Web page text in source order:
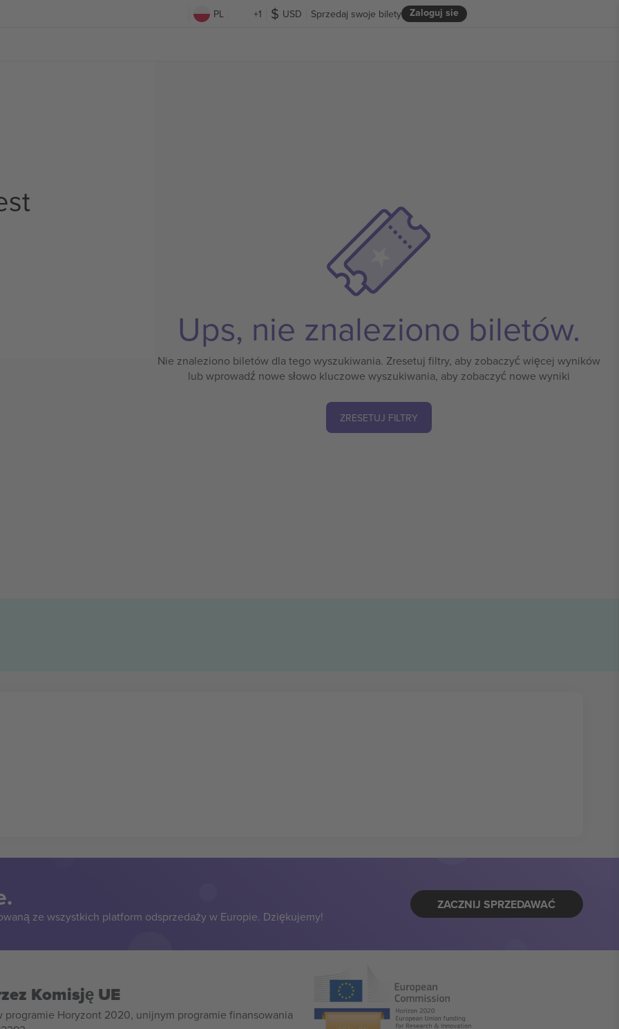
PL +1 USD Zaloguj sie
Sprzedaj swoje bilety
Ups, nie znaleziono biletów.
Nie znaleziono biletów dla tego wyszukiwania. Zresetuj filtry, aby zobaczyć więcej wyników
lub wprowadź nowe słowo kluczowe wyszukiwania, aby zobaczyć nowe wyniki
ZRESETUJ FILTRY
ze wszystkich platform odsprzedaży w Europie. Dziękujemy!
ZACZNIJ SPRZEDAWAĆ
Komisję UE
programie Horyzont 2020, unijnym programie finansowania